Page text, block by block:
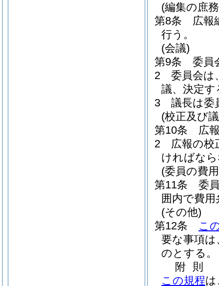
(編集の庶
第8条
広報
行う。
(会議)
第9条
委員
2
委員会は
議、決定す
3
議長は委
(校正及び
第10条
広
2
広報の校
ければな
(委員の費
第11条
委
囲内で費
(その他)
第12条
こ
要な事項
のとする。
附 則
この規程は